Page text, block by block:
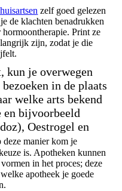
zelf goed gelezen
de klachten benadrukken
Print ze
zijn, zodat je die
kun je overwegen
in de plaats
welke arts bekend
en bijvoorbeeld
Oestrogel en
manier kom je
is. Apotheken kunnen
in het proces; deze
apotheek je goede